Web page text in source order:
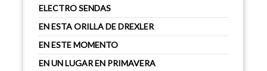
ELECTRO SENDAS
EN ESTA ORILLA DE DREXLER
EN ESTE MOMENTO
EN UN LUGAR EN PRIMAVERA